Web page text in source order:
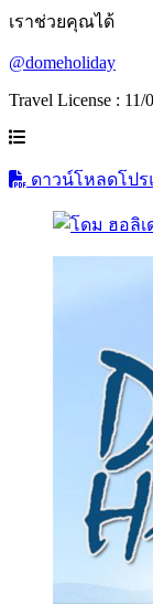
เราช่วยคุณได้
@domeholiday
Travel License : 11/
ดาวน์โหลดโปร